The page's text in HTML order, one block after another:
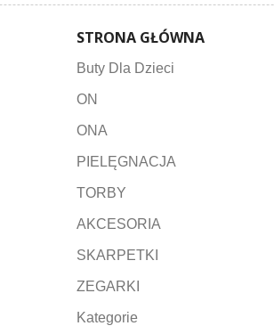
STRONA GŁÓWNA
Buty Dla Dzieci
ON
ONA
PIELĘGNACJA
TORBY
AKCESORIA
SKARPETKI
ZEGARKI
Kategorie